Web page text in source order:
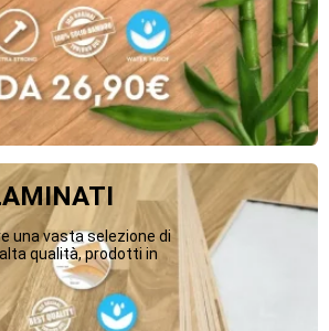
una vasta selezione di
qualità, prodotti in